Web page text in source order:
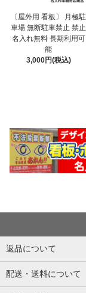
〔屋外用 看板〕 月極駐
車場 無断駐車禁止 禁止
名入れ無料 長期利用可
能
3,000円(税込)
返品について
配送・送料について